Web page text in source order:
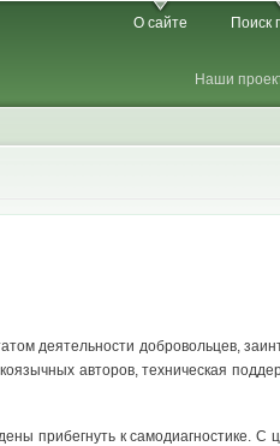
О сайте Поиск
Наши
деятельности добровольцев,
авторов, техническая
прибегнуть к самодиагностике.